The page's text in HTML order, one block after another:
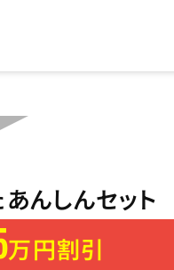
んしんセット
万円割引